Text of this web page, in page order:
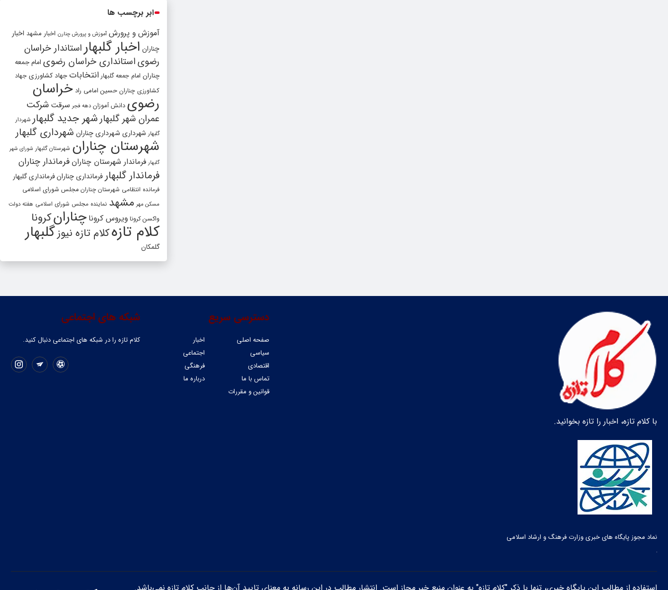
ابر برچسب ها
آموزش و پرورش آموزش و پرورش چنارن اخبار مشهد اخبار
چناران اخبار گلبهار استاندار خراسان
رضویاستانداری خراسان رضوی امام جمعه
چناران امام جمعه گلبهار انتخابات جهاد کشاورزی جهاد
کشاورزی چناران حسین امامی راد خراسان
رضوی دانش آموزان دهه فجر سرقت شرکت
عمران شهر گلبهارشهر جدید گلبهار شهردار
گلبهار شهرداری شهرداری چناران شهرداری گلبهار
شهرستان چناران شهرستان گلبهار شورای شهر
گلبهار فرماندار شهرستان چناران فرماندار چناران
فرماندار گلبهار فرمانداری چنارانفرمانداری گلبهار
فرمانده انتظامی شهرستان چناران مجلس شورای اسلامی
مسکن مهر مشهد نماینده مجلس شورای اسلامی هفته دولت
واکسن کرونا ویروس کرونا چنارانکرونا
کلام تازهکلام تازه نیوزگلبهار
گلمکان
با کلام تازه، اخبار را تازه بخوانید.
نماد مجوز پایگاه های خبری وزارت فرهنگ و ارشاد اسلامی
شبکه های اجتماعی
کلام تازه را در شبکه ‌های اجتماعی دنبال کنید.
دسترسی سریع
صفحه اصلی
اخبار
سیاسی
اجتماعی
اقتصادی
فرهنگی
تماس با ما
درباره ما
قوانین و مقررات